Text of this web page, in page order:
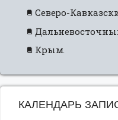
Северо-
Крым.
КАЛЕНДАРЬ